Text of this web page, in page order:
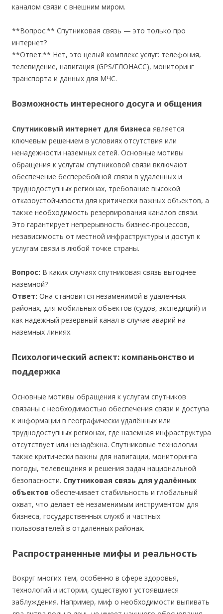
каналом связи с внешним миром.
**Вопрос:** Спутниковая связь — это только про
интернет?
**Ответ:** Нет, это целый комплекс услуг: телефония,
телевидение, навигация (GPS/ГЛОНАСС), мониторинг
транспорта и данных для МЧС.
Возможность интересного досуга и общения
Спутниковый интернет для бизнеса является
ключевым решением в условиях отсутствия или
ненадежности наземных сетей. Основные мотивы
обращения к услугам спутниковой связи включают
обеспечение бесперебойной связи в удаленных и
труднодоступных регионах, требование высокой
отказоустойчивости для критически важных объектов, а
также необходимость резервирования каналов связи.
Это гарантирует непрерывность бизнес-процессов,
независимость от местной инфраструктуры и доступ к
услугам связи в любой точке страны.
Вопрос: В каких случаях спутниковая связь выгоднее
наземной?
Ответ: Она становится незаменимой в удаленных
районах, для мобильных объектов (судов, экспедиций) и
как надежный резервный канал в случае аварий на
наземных линиях.
Психологический аспект: компаньонство и
поддержка
Основные мотивы обращения к услугам спутников
связаны с необходимостью обеспечения связи и доступа
к информации в географически удалённых или
труднодоступных регионах, где наземная инфраструктура
отсутствует или ненадёжна. Спутниковые технологии
также критически важны для навигации, мониторинга
погоды, телевещания и решения задач национальной
безопасности. Спутниковая связь для удалённых
объектов обеспечивает стабильность и глобальный
охват, что делает её незаменимым инструментом для
бизнеса, государственных служб и частных
пользователей в отдалённых районах.
Распространенные мифы и реальность
Вокруг многих тем, особенно в сфере здоровья,
технологий и истории, существуют устоявшиеся
заблуждения. Например, миф о необходимости выпивать